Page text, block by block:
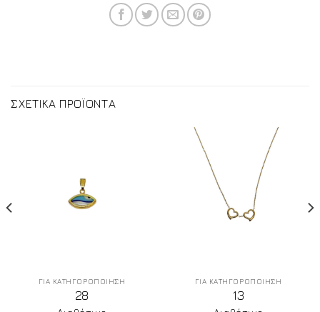
ΣΧΕΤΙΚΑ ΠΡΟΪΟΝΤΑ
ΓΙΑ ΚΑΤΗΓΟΡΟΠΟΙΗΣΗ
28
ΓΙΑ ΚΑΤΗΓΟΡΟΠΟΙΗΣΗ
13